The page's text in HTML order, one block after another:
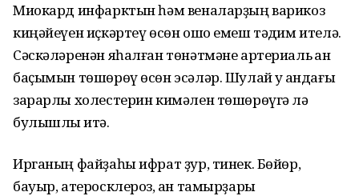
Миокард инфарктын һәм веналарҙың варикоз
киңәйеүен иҫкәртеү өсөн ошо емеш тәҡдим ителә.
Сәскәләренән яһалған төнәтмәне артериаль ҡан
баҫымын төшөрөү өсөн эсәләр. Шулай уҡ ҡандағы
зарарлы холестерин кимәлен төшөрөүгә лә
булышлыҡ итә.
Ирганың файҙаһы ифрат ҙур, тинек. Бөйөр,
бауыр, атеросклероз, ҡан тамырҙары